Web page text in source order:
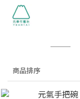
商品排序